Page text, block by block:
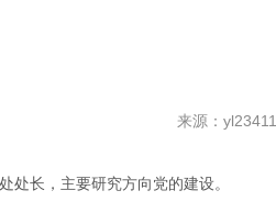
来源：
处长，主要研究方向党的建设。